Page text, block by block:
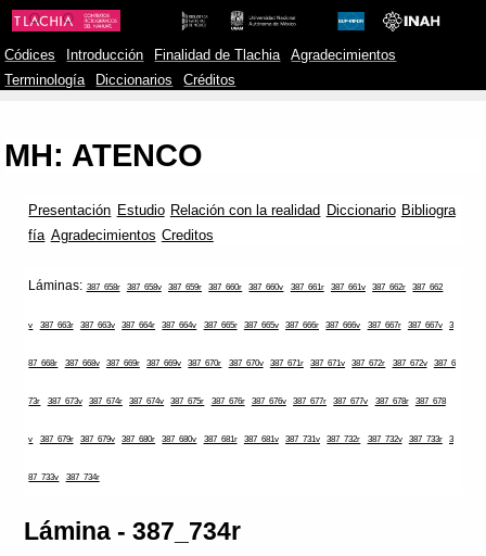
Códices Introducción Finalidad de Tlachia
Agradecimientos
Terminología
Diccionarios Créditos
MH: ATENCO
Presentación Estudio Relación con la realidad Diccionario Bibliogra
fía Agradecimientos Creditos
Láminas: 387_658r 387_658v 387_659r 387_660r 387_660v 387_661r 387_661v 387_662r 387_662
v 387_663r 387_663v 387_664r 387_664v 387_665r 387_665v 387_666r 387_666v 387_667r 387_667v 3
87_668r 387_668v 387_669r 387_669v 387_670r 387_670v 387_671r 387_671v 387_672r 387_672v 387_6
73r 387_673v 387_674r 387_674v 387_675r 387_676r 387_676v 387_677r 387_677v 387_678r 387_678
v 387_679r 387_679v 387_680r 387_680v 387_681r 387_681v 387_731v 387_732r 387_732v 387_733r 3
87_733v 387_734r
Lámina - 387_734r